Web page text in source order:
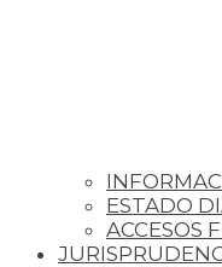
ESTADO
ACCESOS